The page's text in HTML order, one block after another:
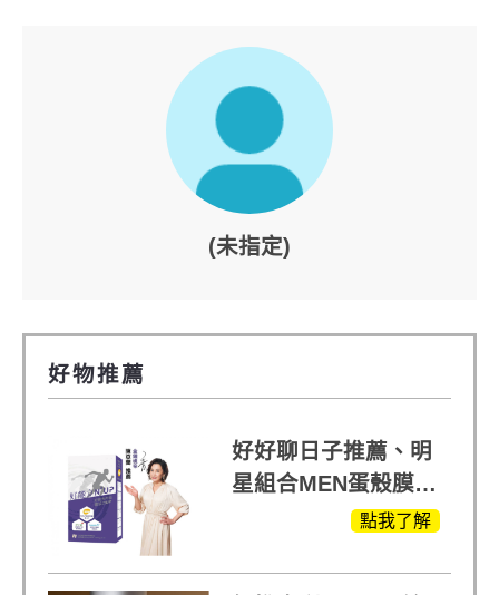
(未指定)
好物推薦
好好聊日子推薦、明
星組合MEN蛋殼膜
(蛋白聚醣)+UCII，超
點我了解